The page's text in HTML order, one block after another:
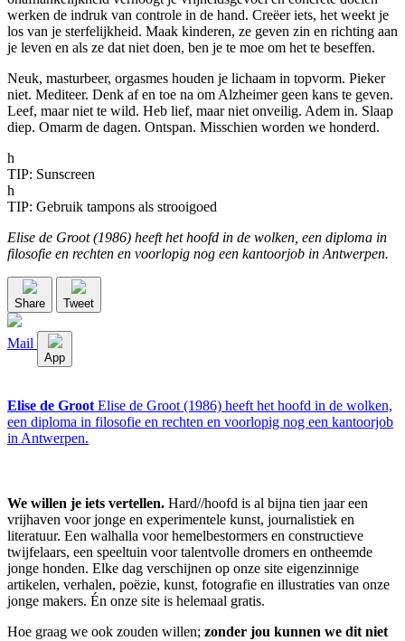
werken de indruk van controle in de hand. Creëer iets, het weekt je
los van je sterfelijkheid. Maak kinderen, ze geven zin en richting aan
je leven en als ze dat niet doen, ben je te moe om het te beseffen.
Neuk, masturbeer, orgasmes houden je lichaam in topvorm. Pieker
niet. Mediteer. Denk af en toe na om Alzheimer geen kans te geven.
Leef, maar niet te wild. Heb lief, maar niet onveilig. Adem in. Slaap
diep. Omarm de dagen. Ontspan. Misschien worden we honderd.
h
TIP: Sunscreen
h
TIP: Gebruik tampons als strooigoed
Elise de Groot (1986) heeft het hoofd in de wolken, een diploma in
filosofie en rechten en voorlopig nog een kantoorjob in Antwerpen.
Share Tweet
Mail
App
Elise de Groot Elise de Groot (1986) heeft het hoofd in de wolken,
een diploma in filosofie en rechten en voorlopig nog een kantoorjob
in Antwerpen.
We willen je iets vertellen. Hard//hoofd is al bijna tien jaar een
vrijhaven voor jonge en experimentele kunst, journalistiek en
literatuur. Een walhalla voor hemelbestormers en constructieve
twijfelaars, een speeltuin voor talentvolle dromers en ontheemde
jonge honden. Elke dag verschijnen op onze site eigenzinnige
artikelen, verhalen, poëzie, kunst, fotografie en illustraties van onze
jonge makers. Én onze site is helemaal gratis.
Hoe graag we ook zouden willen; zonder jou kunnen we dit niet